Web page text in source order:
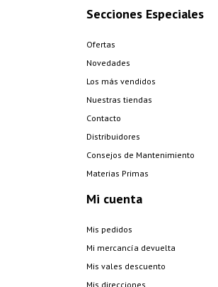
Secciones Especiales
Ofertas
Novedades
Los más vendidos
Nuestras tiendas
Contacto
Distribuidores
Consejos de Mantenimiento
Materias Primas
Mi cuenta
Mis pedidos
Mi mercancía devuelta
Mis vales descuento
Mis direcciones